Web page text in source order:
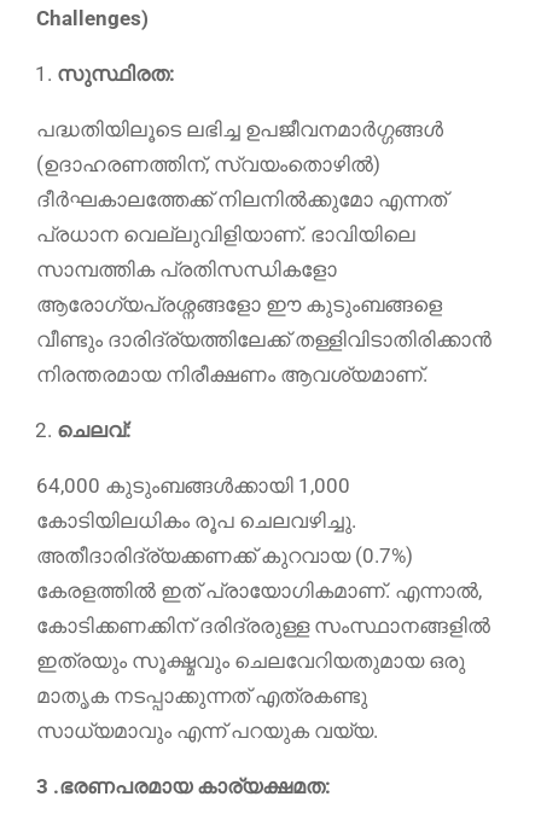
Challenges)
സുസ്ഥിരത:
പദ്ധതിയിലൂടെ ലഭിച്ച ഉപജീവനമാർഗ്ഗങ്ങൾ
(ഉദാഹരണത്തിന്, സ്വയംതൊഴിൽ)
ദീർഘകാലത്തേക്ക് നിലനിൽക്കുമോ എന്നത്
പ്രധാന വെല്ലുവിളിയാണ്. ഭാവിയിലെ
സാമ്പത്തിക പ്രതിസന്ധികളോ
ആരോഗ്യപ്രശ്നങ്ങളോ ഈ കുടുംബങ്ങളെ
വീണ്ടും ദാരിദ്ര്യത്തിലേക്ക് തള്ളിവിടാതിരിക്കാൻ
നിരന്തരമായ നിരീക്ഷണം ആവശ്യമാണ്.
ചെലവ്:
64,000 കുടുംബങ്ങൾക്കായി 1,000
കോടിയിലധികം രൂപ ചെലവഴിച്ചു.
അതീദാരിദ്ര്യക്കണക്ക് കുറവായ (0.7%)
കേരളത്തിൽ ഇത് പ്രായോഗികമാണ്. എന്നാൽ,
കോടിക്കണക്കിന് ദരിദ്രരുള്ള സംസ്ഥാനങ്ങളിൽ
ഇത്രയും സൂക്ഷ്മവും ചെലവേറിയതുമായ ഒരു
മാതൃക നടപ്പാക്കുന്നത് എത്രകണ്ടു
സാധ്യമാവും എന്ന് പറയുക വയ്യ.
3 .ഭരണപരമായ കാര്യക്ഷമത: